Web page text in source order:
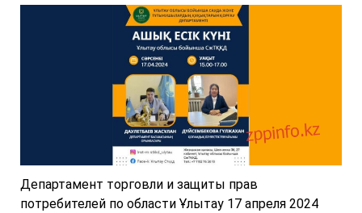
Департамент торговли и защиты прав
потребителей по области Ұлытау 17 апреля 2024